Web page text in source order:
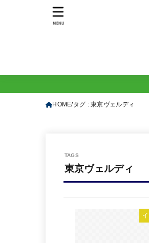
MENU
HOME タグ : 東京ヴェルディ
東京ヴェルディ